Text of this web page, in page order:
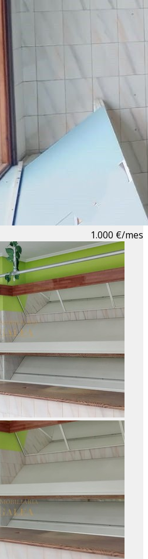
1.000 €/mes